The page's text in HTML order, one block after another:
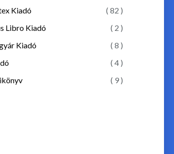
Kiadó
( 82 )
Libro Kiadó
( 2 )
Kiadó
( 8 )
( 4 )
( 9 )